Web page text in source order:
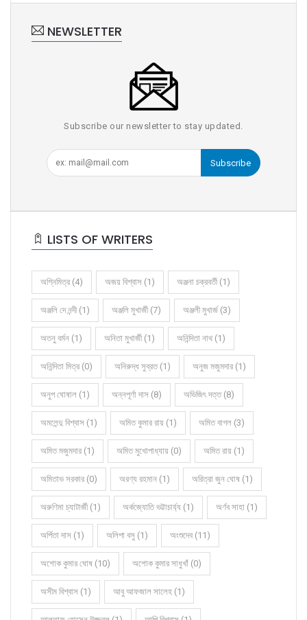
NEWSLETTER
Subscribe our newsletter to stay updated.
Subscribe
LISTS OF WRITERS
অগ্নিমিত্র (4) অজয় বিশ্বাস (1) অঞ্জনা চক্রবর্তী (1)
অঞ্জলি দে নন্দী (1) অঞ্জলি মুখার্জী (7) অঞ্জলী মুখার্জ (3)
অতনু বর্মন (1) অনিতা মুখার্জী (1) অনিন্দিতা নাথ (1)
অনিন্দিতা মিত্র (0) অনিরুদ্ধ সুব্রত (1) অনুজ মজুমদার (1)
অনুপ ঘোষাল (1) অন্নপূর্ণা দাস (8) অভিজিৎ দত্ত (8)
অমলেন্দু বিশ্বাস (1) অমিত কুমার রায় (1) অমিত বাগল (3)
অমিত মজুমদার (1) অমিত মুখোপাধ্যায় (0) অমিত রায় (1)
অমিতাভ সরকার (0) অরণ্য রহমান (1) অরিত্রা জুন ঘোষ (1)
অরুণিমা চ্যাটার্জী (1) অর্কজ্যোতি ভট্টাচার্য্য (1) অর্ণব সাহা (1)
অর্পিতা দাস (1) অলিপা বসু (1) অংশুদেব (11)
অশোক কুমার ঘোষ (10) অশোক কুমার সাধুখাঁ (0)
অসীম বিশ্বাস (1) আবু আফজাল সালেহ (1)